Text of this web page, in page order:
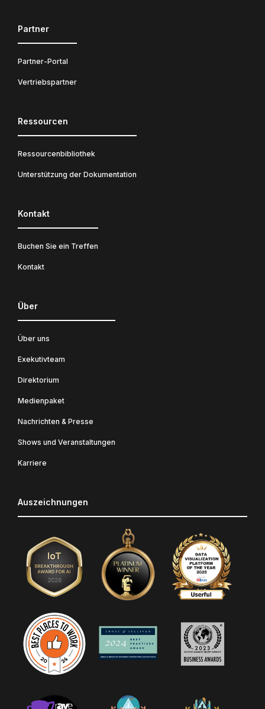
Partner
Partner-Portal
Vertriebspartner
Ressourcen
Ressourcenbibliothek
Unterstützung der Dokumentation
Kontakt
Buchen Sie ein Treffen
Kontakt
Über
Über uns
Exekutivteam
Direktorium
Medienpaket
Nachrichten & Presse
Shows und Veranstaltungen
Karriere
Auszeichnungen